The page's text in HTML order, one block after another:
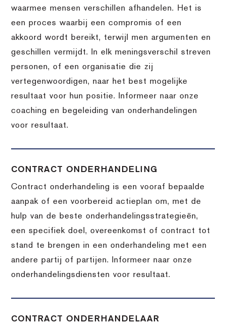
waarmee mensen verschillen afhandelen. Het is
een proces waarbij een compromis of een
akkoord wordt bereikt, terwijl men argumenten en
geschillen vermijdt. In elk meningsverschil streven
personen, of een organisatie die zij
vertegenwoordigen, naar het best mogelijke
resultaat voor hun positie. Informeer naar onze
coaching en begeleiding van onderhandelingen
voor resultaat.
CONTRACT ONDERHANDELING
Contract onderhandeling is een vooraf bepaalde
aanpak of een voorbereid actieplan om, met de
hulp van de beste onderhandelingsstrategieën,
een specifiek doel, overeenkomst of contract tot
stand te brengen in een onderhandeling met een
andere partij of partijen. Informeer naar onze
onderhandelingsdiensten voor resultaat.
CONTRACT ONDERHANDELAAR